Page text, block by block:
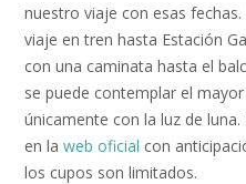
nuestro viaje con esas
viaje en tren hasta Estación
con una caminata hasta el
se puede contemplar el
únicamente con la luz de
en la web oficial con
los cupos son limitados.